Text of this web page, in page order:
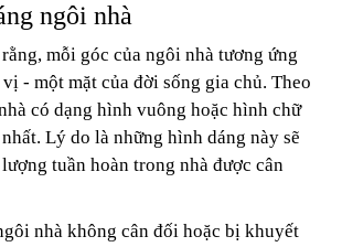
ngôi nhà
mỗi góc của ngôi nhà tương ứng
- một mặt của đời sống gia chủ. Theo
có dạng hình vuông hoặc hình chữ
Lý do là những hình dáng này sẽ
tuần hoàn trong nhà được cân
nhà không cân đối hoặc bị khuyết